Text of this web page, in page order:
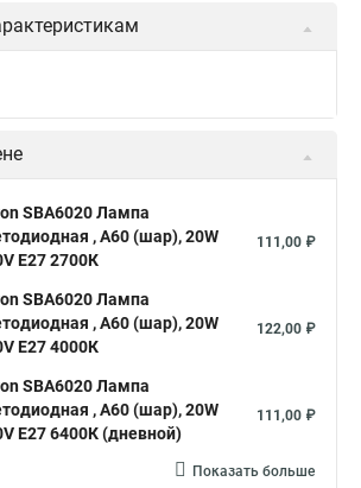
SBA6020 Лампа
, A60 (шар), 20W
E27 2700К
111,00 ₽
SBA6020 Лампа
, A60 (шар), 20W
E27 4000К
122,00 ₽
SBA6020 Лампа
, A60 (шар), 20W
E27 6400К (дневной)
111,00 ₽
Показать больше